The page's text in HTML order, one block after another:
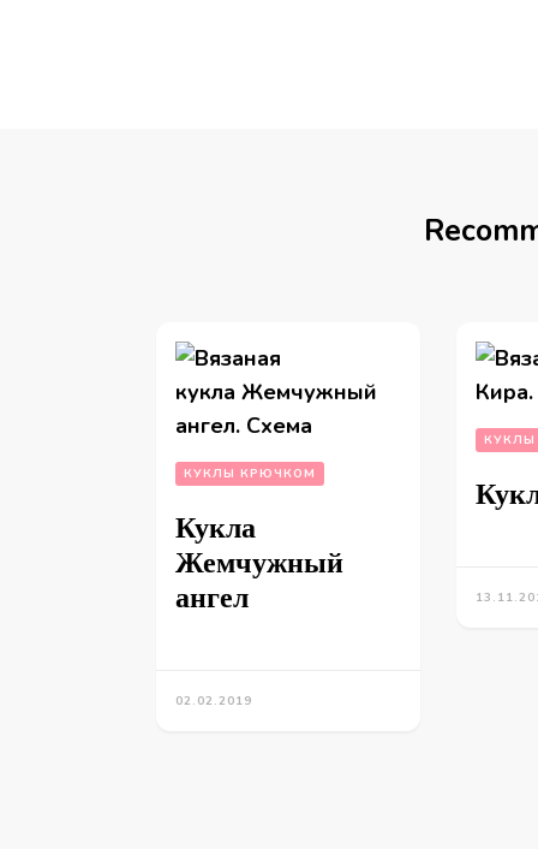
КУКЛЫ КРЮЧКОМ
Кукла
Жемчужный
ангел
02.02.2019